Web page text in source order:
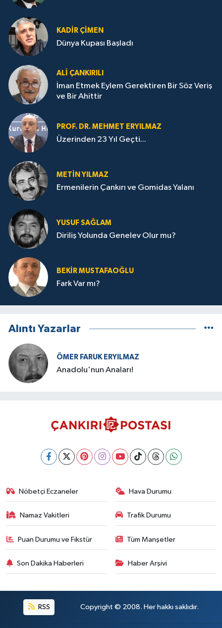
KADIR ÇIMEN
Dünya Kupası Başladı
ALI ÇANKIRILI
İman Etmek Eylem Gerektiren Bir Söz Veriş
ve Bir Ahittir
PROF. DR. MEHMET ERYILMAZ
Üzerinden 23 Yıl Geçti...
METIN YILMAZ
Ermenilerin Çankırı ve Gomidas Yalanı
YUSUF SAĞLAM
Diriliş Yolunda Genelev Olur mu?
BEKIR MUSTAFAOĞLU
Fark Var mı?
Alıntı Yazarlar
ÖMER FARUK ERYILMAZ
Anadolu'nun Anaları!
Nöbetçi Eczaneler Hava Durumu
Namaz Vakitleri Trafik Durumu
Puan Durumu ve Fikstür Tüm Manşetler
Son Dakika Haberleri Haber Arşivi
RSS Copyright © 2008. Her hakkı saklıdır.